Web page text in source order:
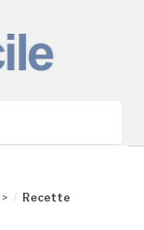
>
Recette